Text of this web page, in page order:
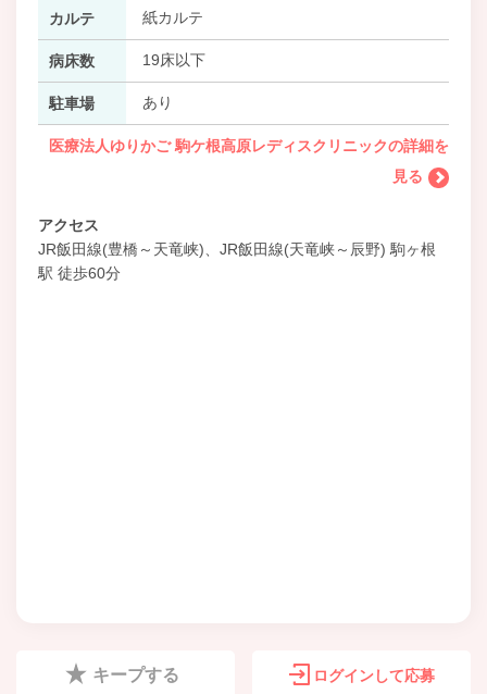
カルテ 紙カルテ
病床数 19床以下
駐車場 あり
医療法人ゆりかご 駒ケ根高原レディスクリニックの詳細を
見る
アクセス
JR飯田線(豊橋～天竜峡)、JR飯田線(天竜峡～辰野) 駒ヶ根
駅 徒歩60分
キープする ログインして応募